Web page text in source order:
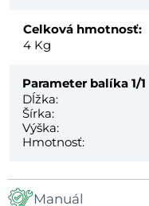
Celková hmotnosť:
4 Kg
Parameter balíka 1/1
Dĺžka:
Šírka:
Výška:
Hmotnosť:
Manuál